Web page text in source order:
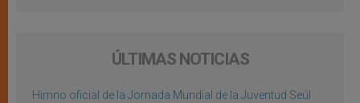
ÚLTIMAS NOTICIAS
Himno oficial de la Jornada Mundial de la Juventud Seúl